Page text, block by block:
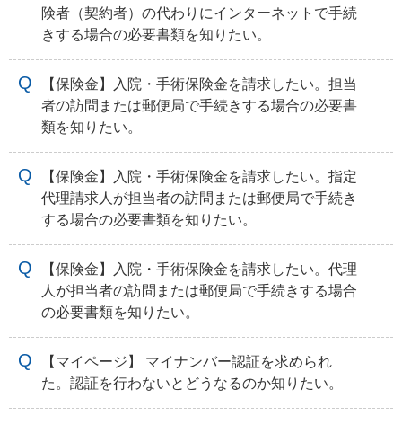
険者（契約者）の代わりにインターネットで手続
きする場合の必要書類を知りたい。
【保険金】入院・手術保険金を請求したい。担当
者の訪問または郵便局で手続きする場合の必要書
類を知りたい。
【保険金】入院・手術保険金を請求したい。指定
代理請求人が担当者の訪問または郵便局で手続き
する場合の必要書類を知りたい。
【保険金】入院・手術保険金を請求したい。代理
人が担当者の訪問または郵便局で手続きする場合
の必要書類を知りたい。
【マイページ】 マイナンバー認証を求められ
た。認証を行わないとどうなるのか知りたい。